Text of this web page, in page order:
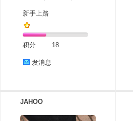
新手上路
积分 18
发消息
JAHOO